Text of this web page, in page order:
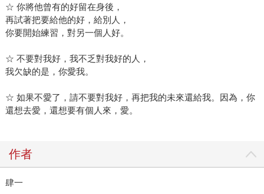
☆ 你將他曾有的好留在身後，
再試著把要給他的好，給別人，
你要開始練習，對另一個人好。
☆ 不要對我好，我不乏對我好的人，
我欠缺的是，你愛我。
☆ 如果不愛了，請不要對我好，再把我的未來還給我。因為，你
還想去愛，還想要有個人來，愛。
作者
肆一